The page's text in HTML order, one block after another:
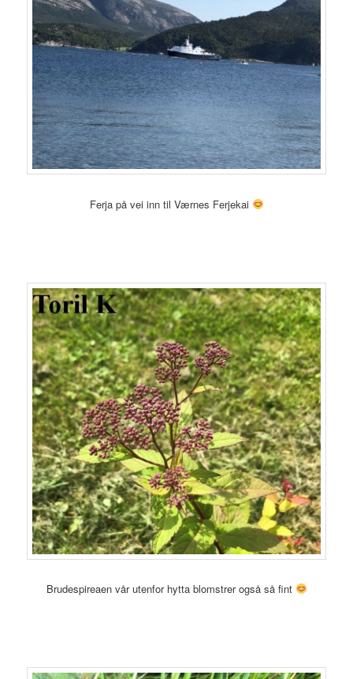
Ferja på vei inn til Værnes Ferjekai
Brudespireaen vår utenfor hytta blomstrer også så fint